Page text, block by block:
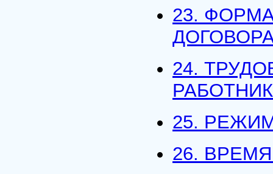
23.
24.
25.
26.